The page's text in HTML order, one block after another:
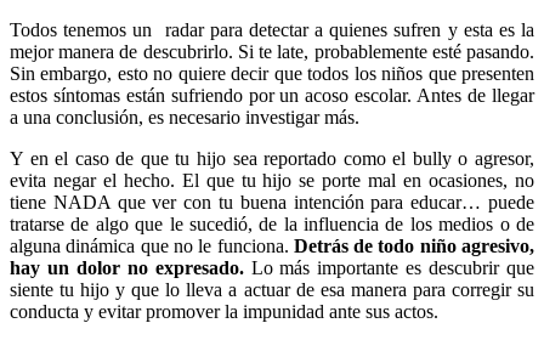
Todos tenemos un radar para detectar a quienes sufren y esta es la
mejor manera de descubrirlo. Si te late, probablemente esté pasando.
Sin embargo, esto no quiere decir que todos los niños que presenten
estos síntomas están sufriendo por un acoso escolar. Antes de llegar
a una conclusión, es necesario investigar más.
Y en el caso de que tu hijo sea reportado como el bully o agresor,
evita negar el hecho. El que tu hijo se porte mal en ocasiones, no
tiene NADA que ver con tu buena intención para educar… puede
tratarse de algo que le sucedió, de la influencia de los medios o de
alguna dinámica que no le funciona. Detrás de todo niño agresivo,
hay un dolor no expresado.Lo más importante es descubrir que
siente tu hijo y que lo lleva a actuar de esa manera para corregir su
conducta y evitar promover la impunidad ante sus actos.